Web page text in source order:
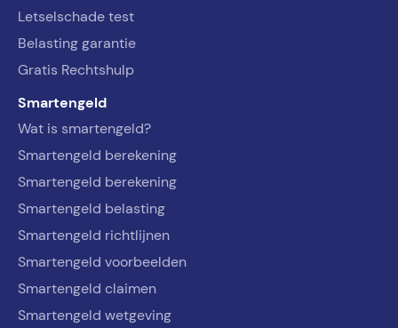
Letselschade test
Belasting garantie
Gratis Rechtshulp
Smartengeld
Wat is smartengeld?
Smartengeld berekening
Smartengeld berekening
Smartengeld belasting
Smartengeld richtlijnen
Smartengeld voorbeelden
Smartengeld claimen
Smartengeld wetgeving